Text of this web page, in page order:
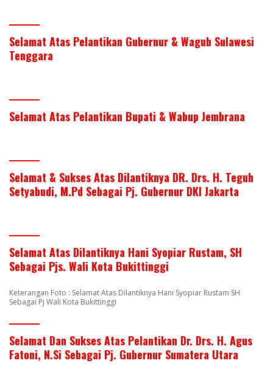
Selamat Atas Pelantikan Gubernur & Wagub Sulawesi
Tenggara
Selamat Atas Pelantikan Bupati & Wabup Jembrana
Selamat & Sukses Atas Dilantiknya DR. Drs. H. Teguh
Setyabudi, M.Pd Sebagai Pj. Gubernur DKI Jakarta
Selamat Atas Dilantiknya Hani Syopiar Rustam, SH
Sebagai Pjs. Wali Kota Bukittinggi
Keterangan Foto : Selamat Atas Dilantiknya Hani Syopiar Rustam SH
Sebagai Pj Wali Kota Bukittinggi
Selamat Dan Sukses Atas Pelantikan Dr. Drs. H. Agus
Fatoni, N.Si Sebagai Pj. Gubernur Sumatera Utara